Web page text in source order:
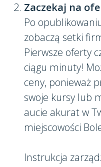
Zaczekaj na
Po
zobaczą setki
Pierwsze oferty
ciągu minuty!
ceny, ponieważ
swoje kursy lub
aucie akurat w
miejscowości
Instrukcja